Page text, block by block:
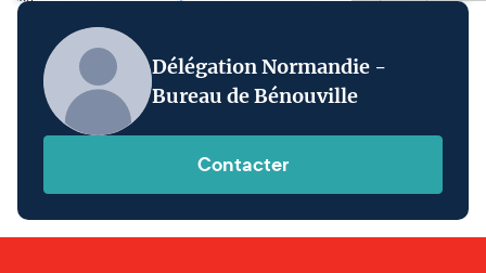
Délégation Normandie -
Bureau de Bénouville
Contacter